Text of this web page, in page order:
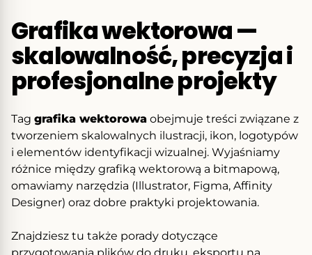
Grafika wektorowa —
skalowalność, precyzja i
profesjonalne projekty
Tag grafika wektorowa obejmuje treści związane z
tworzeniem skalowalnych ilustracji, ikon, logotypów
i elementów identyfikacji wizualnej. Wyjaśniamy
różnice między grafiką wektorową a bitmapową,
omawiamy narzędzia (Illustrator, Figma, Affinity
Designer) oraz dobre praktyki projektowania.
Znajdziesz tu także porady dotyczące